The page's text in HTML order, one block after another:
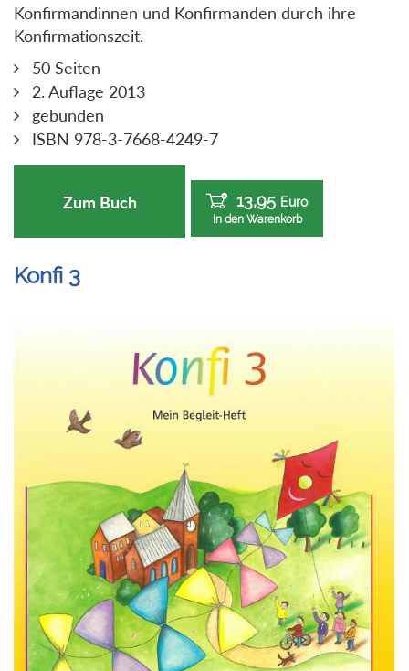
Konfirmandinnen und Konfirmanden durch ihre
Konfirmationszeit.
50 Seiten
2. Auflage 2013
gebunden
ISBN 978-3-7668-4249-7
Zum Buch 13,95 Euro
In den Warenkorb
Konfi 3